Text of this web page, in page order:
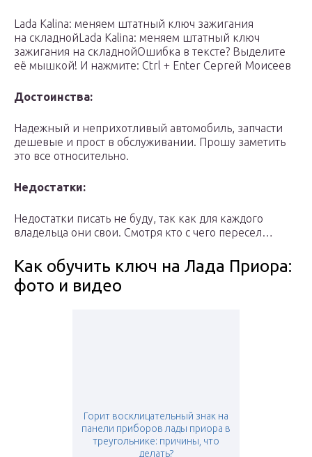
Lada Kalina: меняем штатный ключ зажигания
на складнойLada Kalina: меняем штатный ключ
зажигания на складнойОшибка в тексте? Выделите
её мышкой! И нажмите: Ctrl + Enter Сергей Моисеев
Достоинства:
Надежный и неприхотливый автомобиль, запчасти
дешевые и прост в обслуживании. Прошу заметить
это все относительно.
Недостатки:
Недостатки писать не буду, так как для каждого
владельца они свои. Смотря кто с чего пересел…
Как обучить ключ на Лада Приора:
фото и видео
Горит восклицательный знак на
панели приборов лады приора в
треугольнике: причины, что
делать?